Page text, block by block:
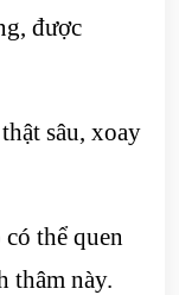
được
sâu, xoay
thể quen
thâm này.